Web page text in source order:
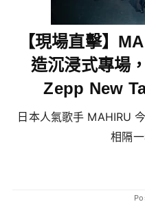
【現場直擊】
造沉浸式專場
Zepp New
日本人氣歌手 MAHIRU
相隔